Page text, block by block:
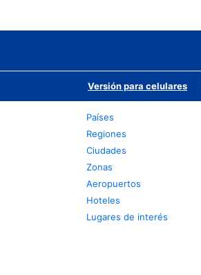
Versión para celulares
Países
Regiones
Ciudades
Zonas
Aeropuertos
Hoteles
Lugares de interés